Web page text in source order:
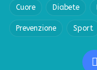
Cuore Diabete
Prevenzione Sport